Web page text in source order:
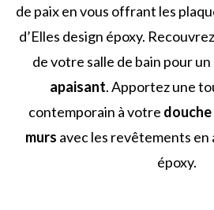
de paix en vous offrant les
d’Elles design époxy.
de votre salle de bain pour un
apaisant. Apportez une
contemporain à votre
murs avec les revêtements en
époxy.